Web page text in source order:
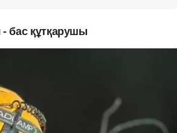
бас құтқарушы